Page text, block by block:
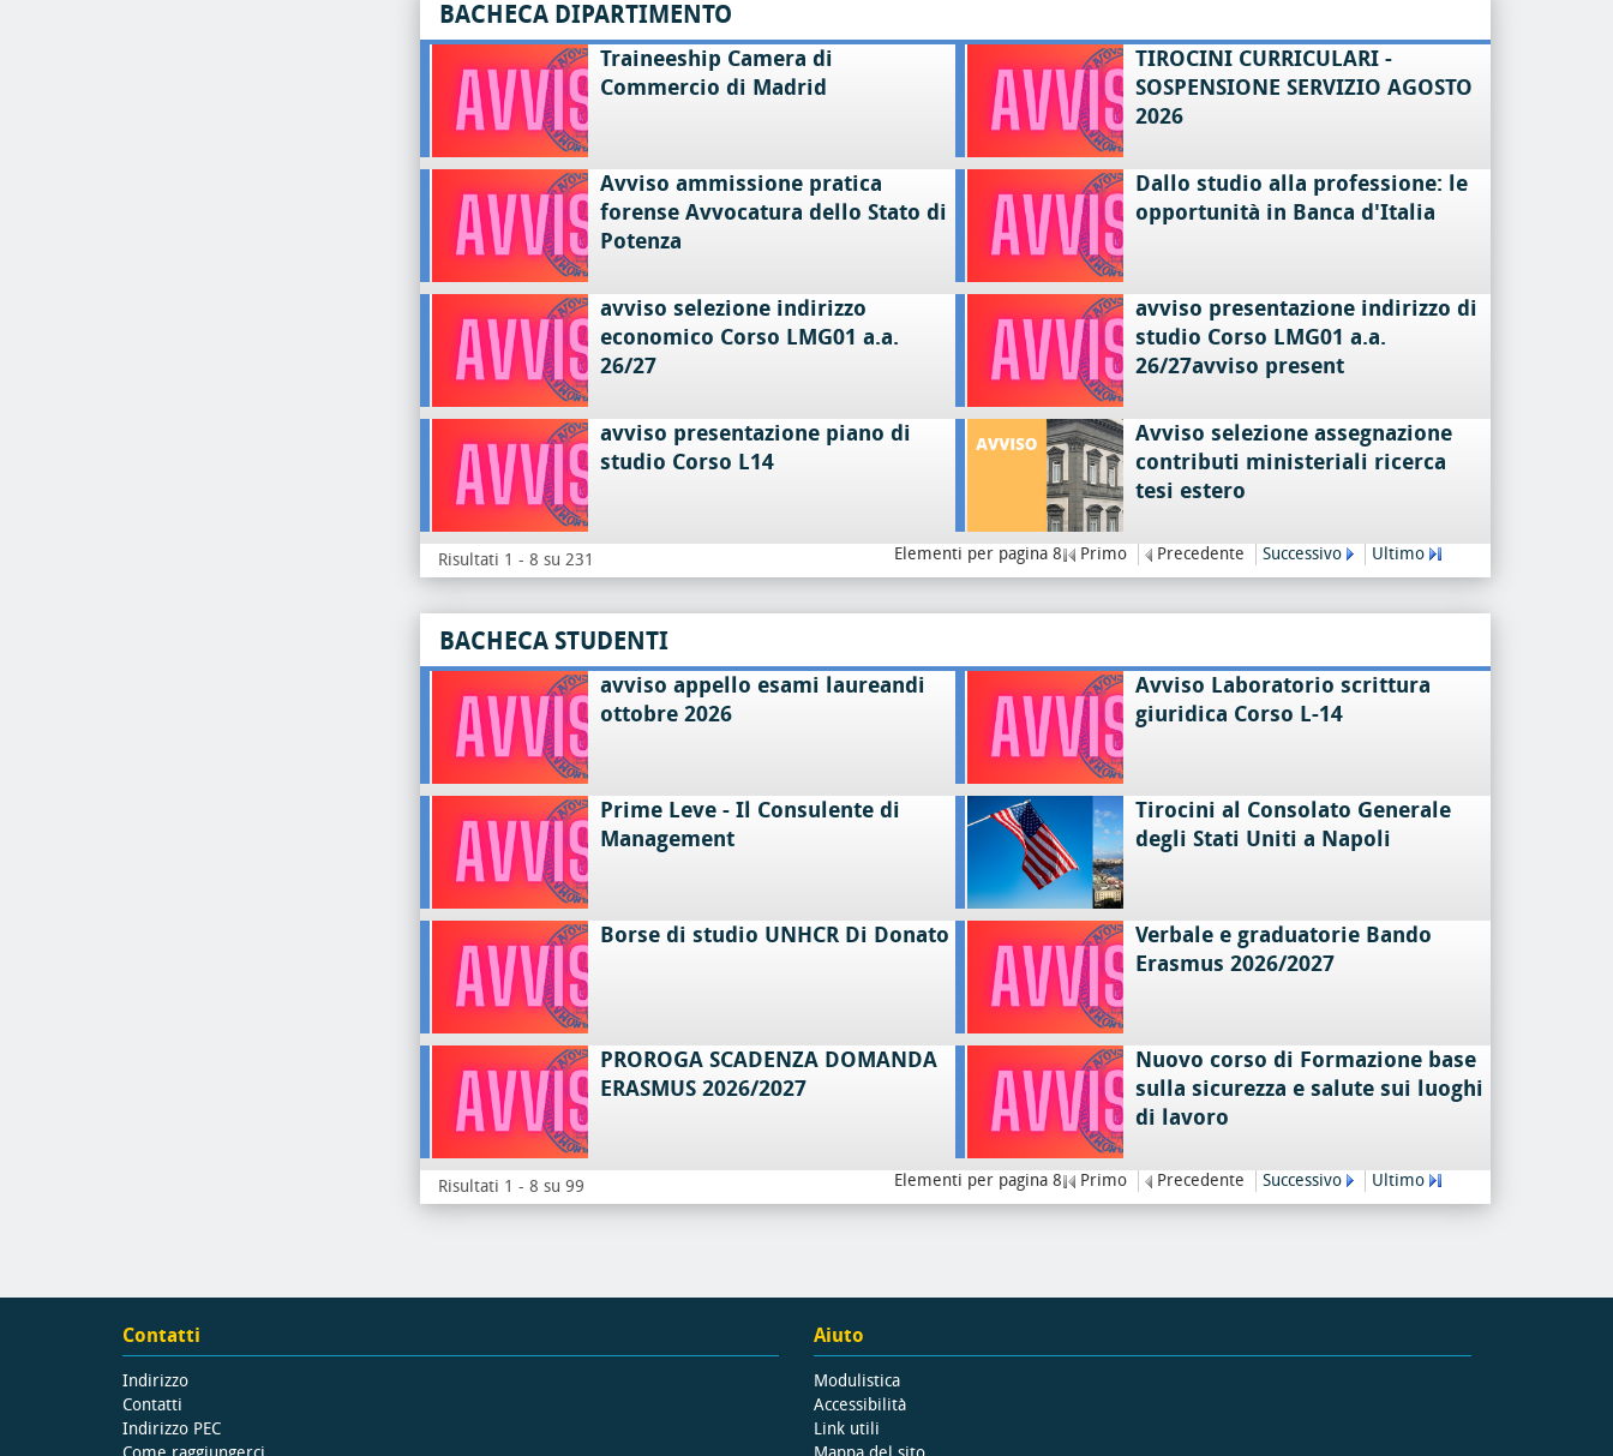
BACHECA DIPARTIMENTO
Traineeship Camera di
Commercio di Madrid
TIROCINI CURRICULARI -
SOSPENSIONE SERVIZIO AGOSTO
2026
Avviso ammissione pratica
forense Avvocatura dello Stato di
Potenza
Dallo studio alla professione: le
opportunità in Banca d'Italia
avviso selezione indirizzo
economico Corso LMG01 a.a.
26/27
avviso presentazione indirizzo di
studio Corso LMG01 a.a.
26/27avviso present
avviso presentazione piano di
studio Corso L14
Avviso selezione assegnazione
contributi ministeriali ricerca
tesi estero
Risultati 1 - 8 su 231 Elementi per pagina 8 Primo Precedente Successivo Ultimo
BACHECA STUDENTI
avviso appello esami laureandi
ottobre 2026
Avviso Laboratorio scrittura
giuridica Corso L-14
Prime Leve - Il Consulente di
Management
Tirocini al Consolato Generale
degli Stati Uniti a Napoli
Borse di studio UNHCR Di Donato
Verbale e graduatorie Bando
Erasmus 2026/2027
PROROGA SCADENZA DOMANDA
ERASMUS 2026/2027
Nuovo corso di Formazione base
sulla sicurezza e salute sui luoghi
di lavoro
Risultati 1 - 8 su 99 Elementi per pagina 8 Primo Precedente Successivo Ultimo
Contatti
Indirizzo
Contatti
Indirizzo PEC
Aiuto
Modulistica
Accessibilità
Link utili